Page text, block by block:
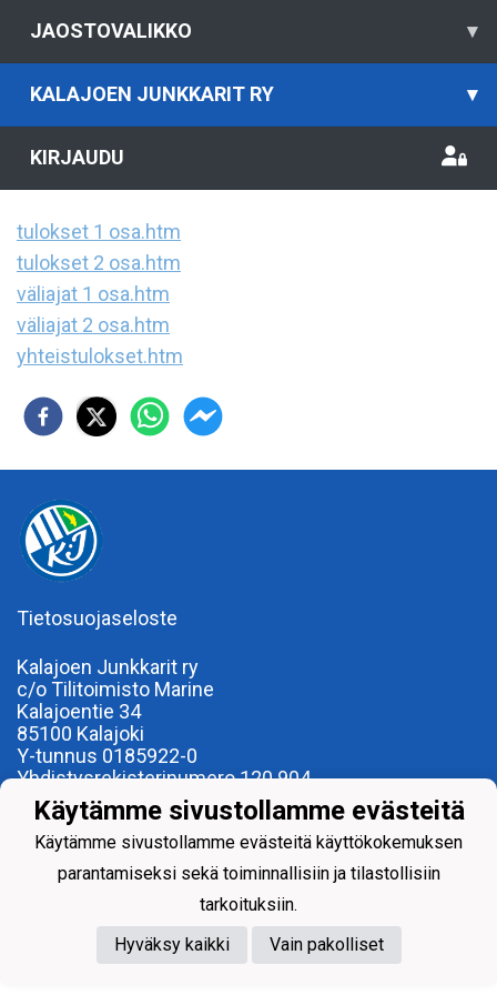
JAOSTOVALIKKO ▾
KALAJOEN JUNKKARIT RY ▾
KIRJAUDU
tulokset 1 osa.htm
tulokset 2 osa.htm
väliajat 1 osa.htm
väliajat 2 osa.htm
yhteistulokset.htm
Tietosuojaseloste
Kalajoen Junkkarit ry
c/o Tilitoimisto Marine
Kalajoentie 34
85100 Kalajoki
Y-tunnus 0185922-0
Yhdistysrekisterinumero 120.904
Käytämme sivustollamme evästeitä
Käytämme sivustollamme evästeitä käyttökokemuksen
parantamiseksi sekä toiminnallisiin ja tilastollisiin
tarkoituksiin.
Hyväksy kaikki
Vain pakolliset